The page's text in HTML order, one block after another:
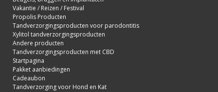
Vakantie / Reizen / Festival
Propolis Producten
Tandverzorgingsproducten voor parodontitis
Xylitol tandverzorgingsproducten
Andere producten
Tandverzorgingsproducten met CBD
Startpagina
Pakket aanbiedingen
Cadeaubon
Tandverzorging voor Hond en Kat